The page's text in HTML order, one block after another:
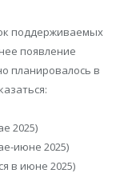
поддерживаемых
появление
планировалось в
2025)
июне 2025)
в июне 2025)